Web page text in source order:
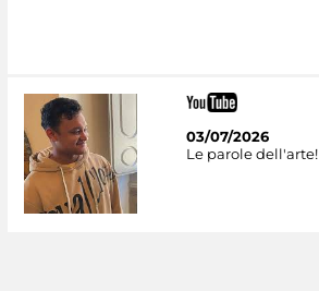
03/07/2026
Le parole dell'arte!